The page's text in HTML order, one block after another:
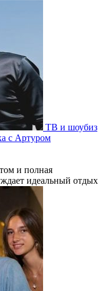
ТВ и шоубиз
с Артуром
и полная
идеальный отдых